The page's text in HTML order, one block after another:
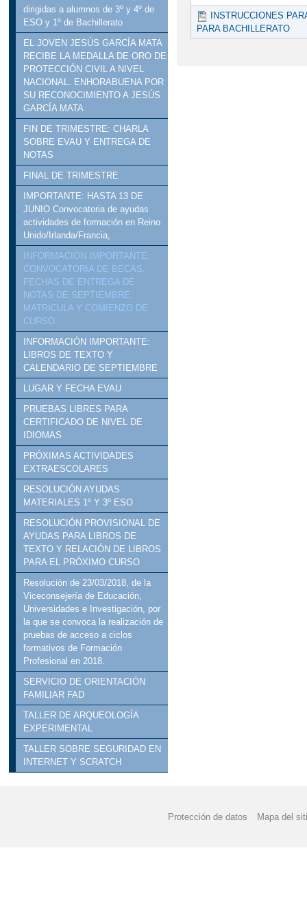
SE CONVOCA LA
PARA EL CURSO 2017/
dirigidas a alumnos de 3º y 4º de
ESO y 1º de Bachillerato
EL JOVEN JESÚS GARCÍA MATA
RECIBE LA MEDALLA DE ORO DE
PROTECCIÓN CIVIL A NIVEL
NACIONAL. ENHORABUENA POR
SU RECONOCIMIENTO A JESÚS
GARCÍA MATA
FIN DE TRIMESTRE: CHARLA
SOBRE EVAU Y ENTREGA DE
NOTAS
FINAL DE TRIMESTRE
IMPORTANTE: HASTA 13 DE
JUNIO Convocatoria de ayudas
actividades de formación en Reino
Unido/Irlanda/Francia,
INFORMACIÓN IMPORTANTE:
CONVOCATORIA DE BECAS,
FECHAS DE ENTREGA DE
NOTAS DE SEPTIEMBRE,
MATRICULA Y COMIENZO DE
CURSO.
INFORMACIÓN IMPORTANTE:
LIBROS DE TEXTO Y
CALENDARIO DE SEPTIEMBRE
LUGAR Y FECHA EVAU
PRUEBAS LIBRES PARA
CERTIFICADO DE NIVEL DE
IDIOMAS
PRÓXIMAS ACTIVIDADES
EXTRAESCOLARES
RESOLUCIÓN AYUDAS
MATERIALES 1º Y 3º ESO
RESOLUCIÓN PROVISIONAL DE
AYUDAS PARA LIBROS DE
TEXTO Y RELACIÓN DE LIBROS
PARA EL PRÓXIMO CURSO
Resolución de 23/03/2018, de la
Viceconsejería de Educación,
Universidades e Investigación, por
la que se convoca la realización de
pruebas de acceso a ciclos
formativos de Formación
Profesional en 2018.
SERVICIO DE ORIENTACIÓN
FAMILIAR FAD
TALLER DE ARQUEOLOGÍA
EXPERIMENTAL
TALLER SOBRE SEGURIDAD EN
INTERNET Y SCRATCH
INSTRUCCIONES
PARA BACHILLERATO
Protección de datos Mapa del